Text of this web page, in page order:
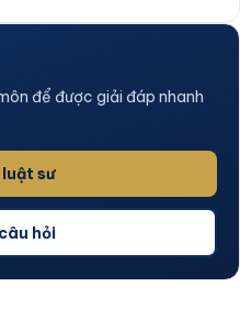
để được giải đáp nhanh
luật sư
hỏi